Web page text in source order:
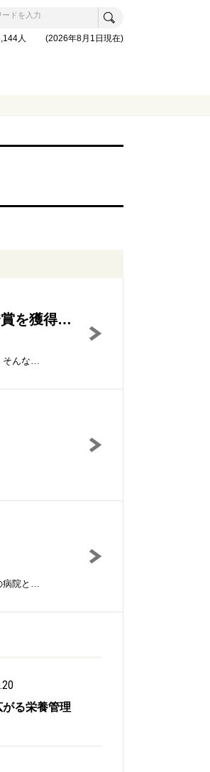
人 (2026年8月1日現在)
比叡病院 管理栄養士 山本茂子さんインタビュー/嚥下食レシピコンテストで優秀賞を獲得するまで
急激に加速する高齢化に伴い、物を噛む力や飲み込む力の低下した人に提供する嚥下食への注目度が上がっています。そんな中、京都市左京区の比叡病院では、嚥下食に力を入れており、嚥下食メニューコンテストや病態栄養学会でのレシピコンテストをはじめ、多くのレシピコンテストで優秀な成績をおさめています。 比叡病院ではどのような取り組みをおこなっているのか？ 同病院の管理栄養士の山本茂子様にお話をうかがいました。
精神病院で働く栄養士の方に仕事内容について伺いました。患者さんに寄り添う気持ち、必要とされる工夫など一般の病院と同じ点、異なる点など。
る栄養管理